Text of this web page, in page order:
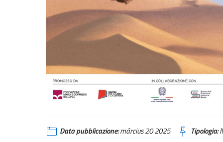
Data pubblicazione:március 20 2025 Tipologia: